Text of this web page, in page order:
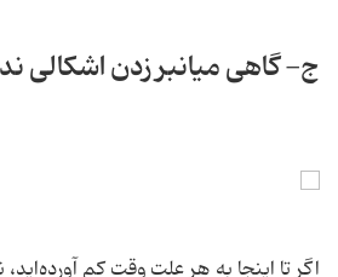
ج- گاهی میانبر زدن اشکالی
اگر تا اینجا به هر علت وقت کم